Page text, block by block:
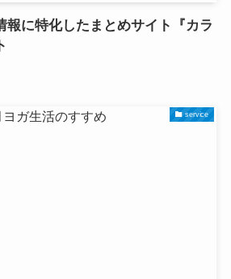
報に特化したまとめサイト『カラ
service